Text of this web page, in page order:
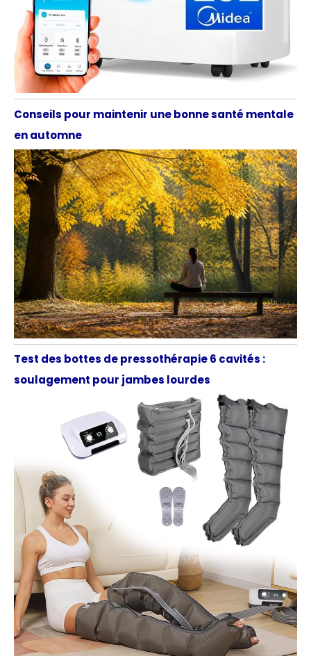
Conseils pour maintenir une bonne santé mentale
en automne
Test des bottes de pressothérapie 6 cavités :
soulagement pour jambes lourdes